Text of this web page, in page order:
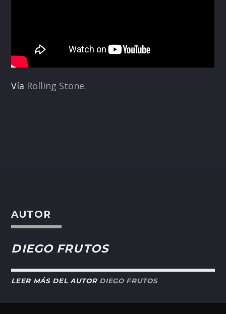
Vía Rolling Stone.
AUTOR
DIEGO FRUTOS
LEER MÁS DEL AUTOR DIEGO FRUTOS